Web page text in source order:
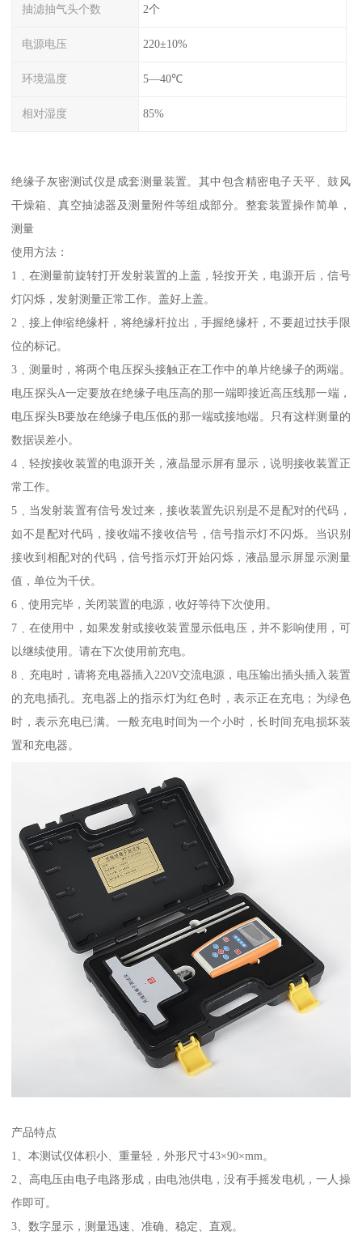
抽滤抽气头个数 2个
电源电压 220±10%
环境温度 5—40℃
相对湿度 85%
绝缘子灰密测试仪是成套测量装置。其中包含精密电子天平、鼓风
干燥箱、真空抽滤器及测量附件等组成部分。整套装置操作简单，
测量
使用方法：
1﹑在测量前旋转打开发射装置的上盖，轻按开关，电源开后，信号
灯闪烁，发射测量正常工作。盖好上盖。
2﹑接上伸缩绝缘杆，将绝缘杆拉出，手握绝缘杆，不要超过扶手限
位的标记。
3﹑测量时，将两个电压探头接触正在工作中的单片绝缘子的两端。
电压探头A一定要放在绝缘子电压高的那一端即接近高压线那一端，
电压探头B要放在绝缘子电压低的那一端或接地端。只有这样测量的
数据误差小。
4﹑轻按接收装置的电源开关，液晶显示屏有显示，说明接收装置正
常工作。
5﹑当发射装置有信号发过来，接收装置先识别是不是配对的代码，
如不是配对代码，接收端不接收信号，信号指示灯不闪烁。当识别
接收到相配对的代码，信号指示灯开始闪烁，液晶显示屏显示测量
值，单位为千伏。
6﹑使用完毕，关闭装置的电源，收好等待下次使用。
7﹑在使用中，如果发射或接收装置显示低电压，并不影响使用，可
以继续使用。请在下次使用前充电。
8﹑充电时，请将充电器插入220V交流电源，电压输出插头插入装置
的充电插孔。充电器上的指示灯为红色时，表示正在充电；为绿色
时，表示充电已满。一般充电时间为一个小时，长时间充电损坏装
置和充电器。
产品特点
1、本测试仪体积小、重量轻，外形尺寸43×90×mm。
2、高电压由电子电路形成，由电池供电，没有手摇发电机，一人操
作即可。
3、数字显示，测量迅速、准确、稳定、直观。